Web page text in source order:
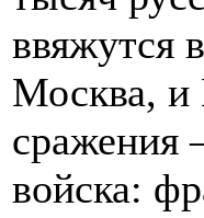
ввяжутся
Москва, и
сражения
войска: